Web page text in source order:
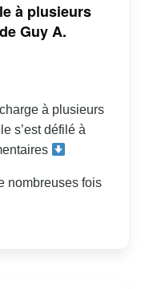
à plusieurs
Guy A.
à plusieurs
s’est défilé à
nombreuses fois